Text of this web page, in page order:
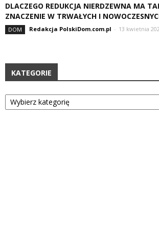
DLACZEGO REDUKCJA NIERDZEWNA MA
ZNACZENIE W TRWAŁYCH I
DOM Redakcja PolskiDom.com.pl - 13 kwietnia
KATEGORIE
Kategorie